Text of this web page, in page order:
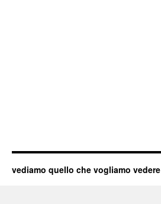
vediamo quello che vogliamo vedere